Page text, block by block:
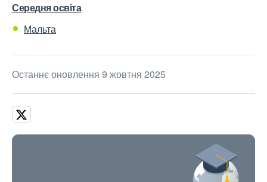
Середня освіта
Мальта
Останнє оновлення 9 жовтня 2025